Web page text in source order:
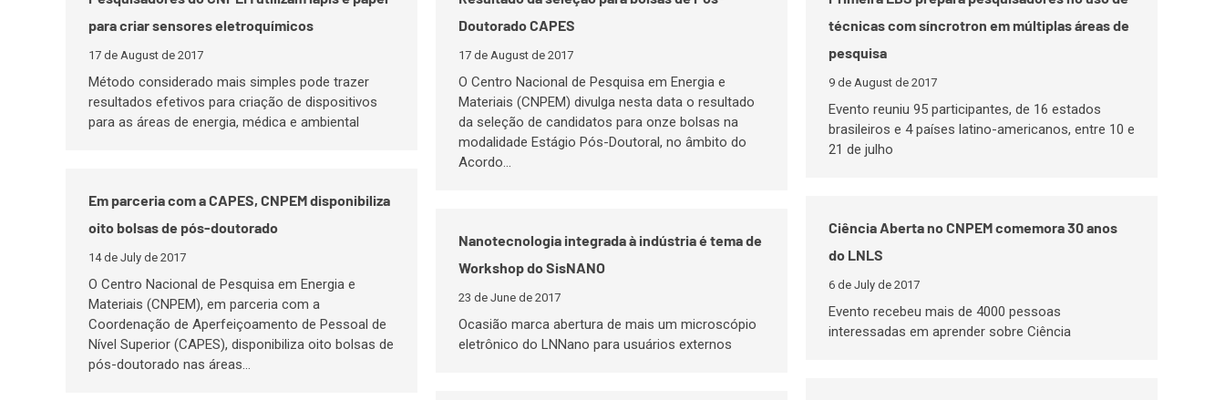
para criar sensores eletroquímicos
17 de August de 2017
Método considerado mais simples pode trazer
resultados efetivos para criação de dispositivos
para as áreas de energia, médica e ambiental
Doutorado CAPES
17 de August de 2017
O Centro Nacional de Pesquisa em Energia e
Materiais (CNPEM) divulga nesta data o resultado
da seleção de candidatos para onze bolsas na
modalidade Estágio Pós-Doutoral, no âmbito do
Acordo…
técnicas com síncrotron em múltiplas áreas de
pesquisa
9 de August de 2017
Evento reuniu 95 participantes, de 16 estados
brasileiros e 4 países latino-americanos, entre 10 e
21 de julho
Em parceria com a CAPES, CNPEM disponibiliza
oito bolsas de pós-doutorado
14 de July de 2017
O Centro Nacional de Pesquisa em Energia e
Materiais (CNPEM), em parceria com a
Coordenação de Aperfeiçoamento de Pessoal de
Nível Superior (CAPES), disponibiliza oito bolsas de
pós-doutorado nas áreas…
Ciência Aberta no CNPEM comemora 30 anos
do LNLS
6 de July de 2017
Evento recebeu mais de 4000 pessoas
interessadas em aprender sobre Ciência
Nanotecnologia integrada à indústria é tema de
Workshop do SisNANO
23 de June de 2017
Ocasião marca abertura de mais um microscópio
eletrônico do LNNano para usuários externos